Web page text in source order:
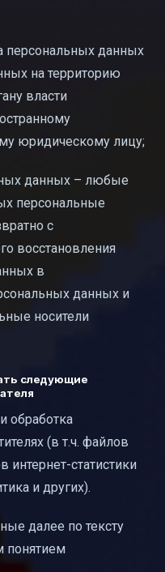
персональных данных
на территорию
власти
юридическому лицу;
данных – любые
персональные
с
восстановления
в
данных и
носители
следующие
обработка
(в т.ч. файлов
статистики
и других).
далее по тексту
понятием